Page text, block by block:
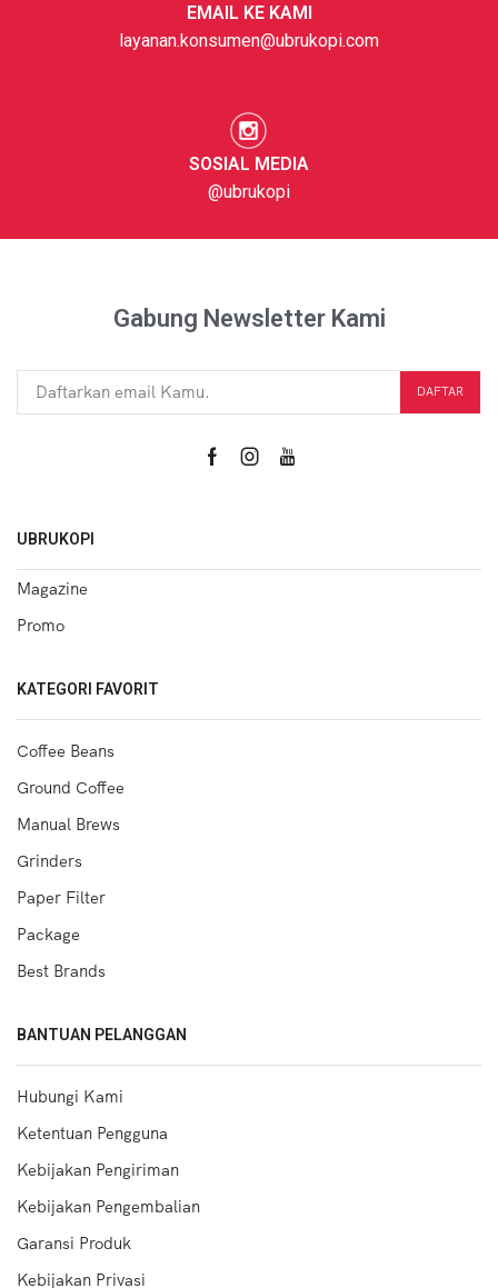
EMAIL KE KAMI
layanan.konsumen@ubrukopi.com
SOSIAL MEDIA
@ubrukopi
Gabung Newsletter Kami
UBRUKOPI
Magazine
Promo
KATEGORI FAVORIT
Coffee Beans
Ground Coffee
Manual Brews
Grinders
Paper Filter
Package
Best Brands
BANTUAN PELANGGAN
Hubungi Kami
Ketentuan Pengguna
Kebijakan Pengiriman
Kebijakan Pengembalian
Garansi Produk
Kebijakan Privasi